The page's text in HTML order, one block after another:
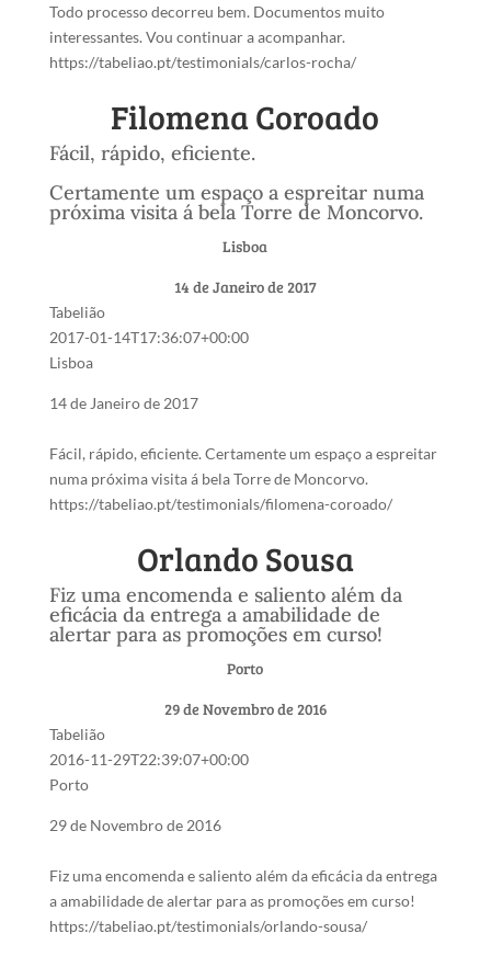
Todo processo decorreu bem. Documentos muito
interessantes. Vou continuar a acompanhar.
https://tabeliao.pt/testimonials/carlos-rocha/
Filomena Coroado
Fácil, rápido, eficiente.
Certamente um espaço a espreitar numa
próxima visita á bela Torre de Moncorvo.
Lisboa
14 de Janeiro de 2017
Tabelião
2017-01-14T17:36:07+00:00
Lisboa
14 de Janeiro de 2017
Fácil, rápido, eficiente. Certamente um espaço a espreitar
numa próxima visita á bela Torre de Moncorvo.
https://tabeliao.pt/testimonials/filomena-coroado/
Orlando Sousa
Fiz uma encomenda e saliento além da
eficácia da entrega a amabilidade de
alertar para as promoções em curso!
Porto
29 de Novembro de 2016
Tabelião
2016-11-29T22:39:07+00:00
Porto
29 de Novembro de 2016
Fiz uma encomenda e saliento além da eficácia da entrega
a amabilidade de alertar para as promoções em curso!
https://tabeliao.pt/testimonials/orlando-sousa/